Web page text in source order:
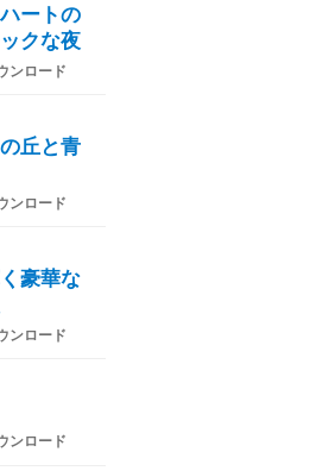
ートの
クな夜
ンロード
丘と青
ンロード
豪華な
ンロード
ンロード